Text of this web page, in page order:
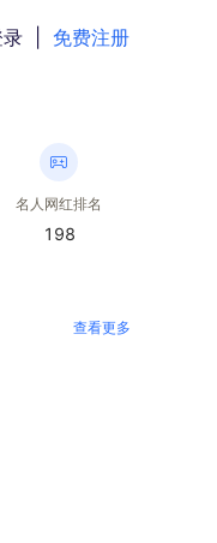
免费注册
名人网红排名
198
查看更多